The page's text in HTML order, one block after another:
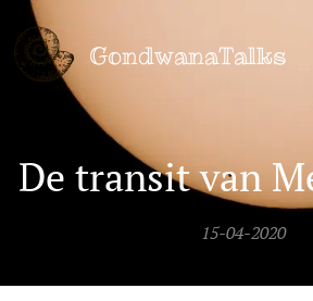
GondwanaTalks
De transit van
15-04-2020